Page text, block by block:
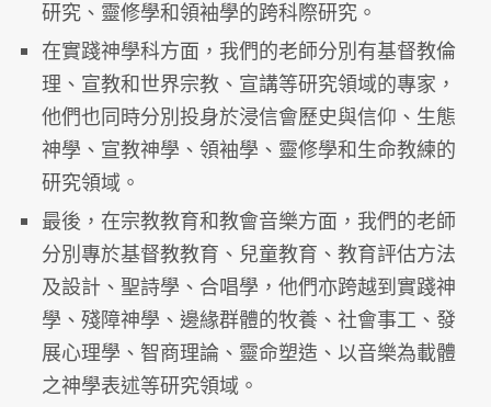
研究、靈修學和領袖學的跨科際研究。
在實踐神學科方面，我們的老師分別有基督教倫
理、宣教和世界宗教、宣講等研究領域的專家，
他們也同時分別投身於浸信會歷史與信仰、生態
神學、宣教神學、領袖學、靈修學和生命教練的
研究領域。
最後，在宗教教育和教會音樂方面，我們的老師
分別專於基督教教育、兒童教育、教育評估方法
及設計、聖詩學、合唱學，他們亦跨越到實踐神
學、殘障神學、邊緣群體的牧養、社會事工、發
展心理學、智商理論、靈命塑造、以音樂為載體
之神學表述等研究領域。